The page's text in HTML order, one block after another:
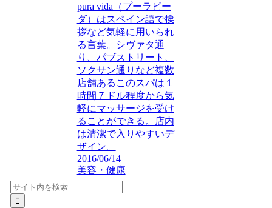
pura vida（プーラビー
ダ）はスペイン語で挨
拶など気軽に用いられ
る言葉。シヴァタ通
り、パブストリート、
ソクサン通りなど複数
店舗あるこのスパは１
時間７ドル程度から気
軽にマッサージを受け
ることができる。店内
は清潔で入りやすいデ
ザイン。
2016/06/14
美容・健康